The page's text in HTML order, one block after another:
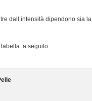
dall’intensità dipendono sia la
a seguito